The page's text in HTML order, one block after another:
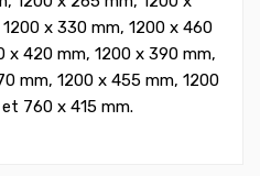
x 330 mm, 1200 x 460
x 420 mm, 1200 x 390 mm,
mm, 1200 x 455 mm, 1200
760 x 415 mm.